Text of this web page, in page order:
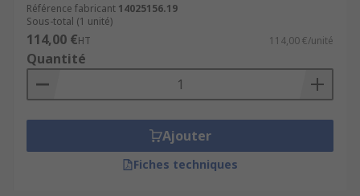
Référence fabricant 14025156.19
Sous-total (1 unité)
114,00 €HT 114,00 €/unité
Quantité
Ajouter
Fiches techniques